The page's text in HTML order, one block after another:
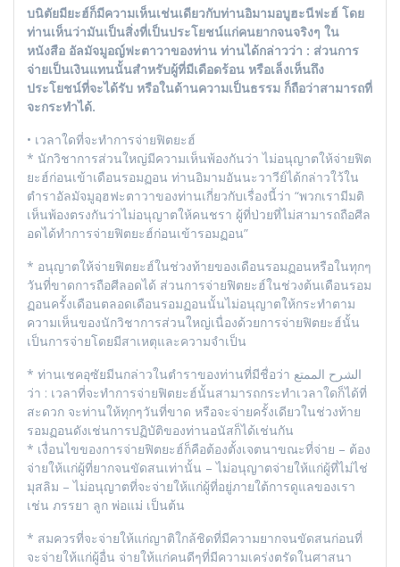
บนิตัยมียะฮ์ก็มีความเห็นเช่นเดียวกับท่านอิมามอบูฮะนีฟะฮ์ โดย
ท่านเห็นว่ามันเป็นสิ่งที่เป็นประโยชน์แก่คนยากจนจริงๆ ใน
หนังสือ อัลมัจมูอญ์ฟะตาวาของท่าน ท่านได้กล่าวว่า : ส่วนการ
จ่ายเป็นเงินแทนนั้นสำหรับผู้ที่มีเดือดร้อน หรือเล็งเห็นถึง
ประโยชน์ที่จะได้รับ หรือในด้านความเป็นธรรม ก็ถือว่าสามารถที่
จะกระทำได้.
• เวลาใดที่จะทำการจ่ายฟิตยะฮ์
* นักวิชาการส่วนใหญ่มีความเห็นพ้องกันว่า ไม่อนุญาตให้จ่ายฟิต
ยะฮ์ก่อนเข้าเดือนรอมฏอน ท่านอิมามอันนะวาวีย์ได้กล่าวใว้ใน
ตำราอัลมัจมูอฺฮฟะตาวาของท่านเกี่ยวกับเรื่องนี้ว่า “พวกเรามีมติ
เห็นพ้องตรงกันว่าไม่อนุญาตให้คนชรา ผู้ที่ป่วยที่ไม่สามารถถือศีล
อดได้ทำการจ่ายฟิตยะฮ์ก่อนเข้ารอมฏอน”
* อนุญาตให้จ่ายฟิตยะฮ์ในช่วงท้ายของเดือนรอมฏอนหรือในทุกๆ
วันที่ขาดการถือศีลอดได้ ส่วนการจ่ายฟิตยะฮ์ในช่วงต้นเดือนรอม
ฏอนครั้งเดือนตลอดเดือนรอมฏอนนั้นไม่อนุญาตให้กระทำตาม
ความเห็นของนักวิชาการส่วนใหญ่เนื่องด้วยการจ่ายฟิตยะฮ์นั้น
เป็นการจ่ายโดยมีสาเหตุและความจำเป็น
* ท่านเชคอุซัยมีนกล่าวในตำราของท่านที่มีชื่อว่า الشرح الممتع
ว่า : เวลาที่จะทำการจ่ายฟิตยะฮ์นั้นสามารถกระทำเวลาใดก็ได้ที่
สะดวก จะท่านให้ทุกๆวันที่ขาด หรือจะจ่ายครั้งเดียวในช่วงท้าย
รอมฏอนดังเช่นการปฏิบัติของท่านอนัสก็ได้เช่นกัน
* เงื่อนไขของการจ่ายฟิตยะฮ์ก็คือต้องตั้งเจตนาขณะที่จ่าย – ต้อง
จ่ายให้แก่ผู้ที่ยากจนขัดสนเท่านั้น – ไม่อนุญาตจ่ายให้แก่ผู้ที่ไม่ไช่
มุสลิม – ไม่อนุญาตที่จะจ่ายให้แก่ผู้ที่อยู่ภายใต้การดูแลของเรา
เช่น ภรรยา ลูก พ่อแม่ เป็นต้น
* สมควรที่จะจ่ายให้แก่ญาติใกล้ชิดที่มีความยากจนขัดสนก่อนที่
จะจ่ายให้แก่ผู้อื่น จ่ายให้แก่คนดีๆที่มีความเคร่งตรัดในศาสนา